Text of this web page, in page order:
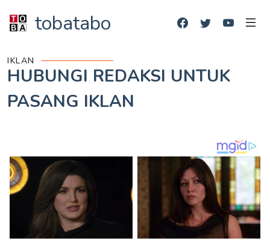
tobatabo
IKLAN
HUBUNGI REDAKSI UNTUK
PASANG IKLAN